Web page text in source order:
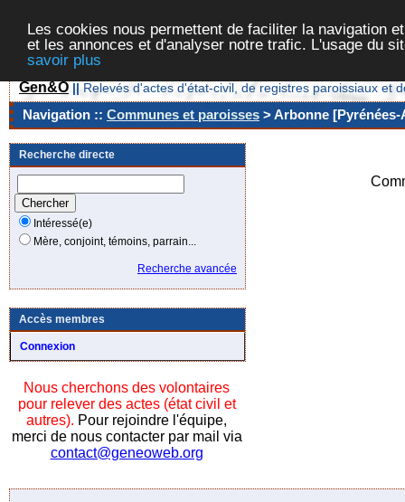
Les cookies nous permettent de faciliter la navigation
et les annonces et d'analyser notre trafic. L'usage du
savoir plus
Gen&O || Relevés d'actes d'état-civil, de registres paroissiaux et
Navigation :: Communes et paroisses > Arbonne
Recherche directe
Intéressé(e)
Mère, conjoint, témoins, parrain...
Recherche avancée
Accès membres
Connexion
Nous cherchons des volontaires
pour relever des actes (état civil et
autres). Pour rejoindre l'équipe,
merci de nous contacter par mail via
contact@geneoweb.org